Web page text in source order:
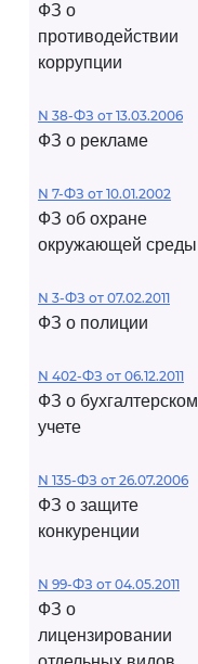
ФЗ о
противодействии
коррупции
N 38-ФЗ от 13.03.2006
ФЗ о рекламе
N 7-ФЗ от 10.01.2002
ФЗ об охране
окружающей среды
N 3-ФЗ от 07.02.2011
ФЗ о полиции
N 402-ФЗ от 06.12.2011
ФЗ о бухгалтерском
учете
N 135-ФЗ от 26.07.2006
ФЗ о защите
конкуренции
N 99-ФЗ от 04.05.2011
ФЗ о
лицензировании